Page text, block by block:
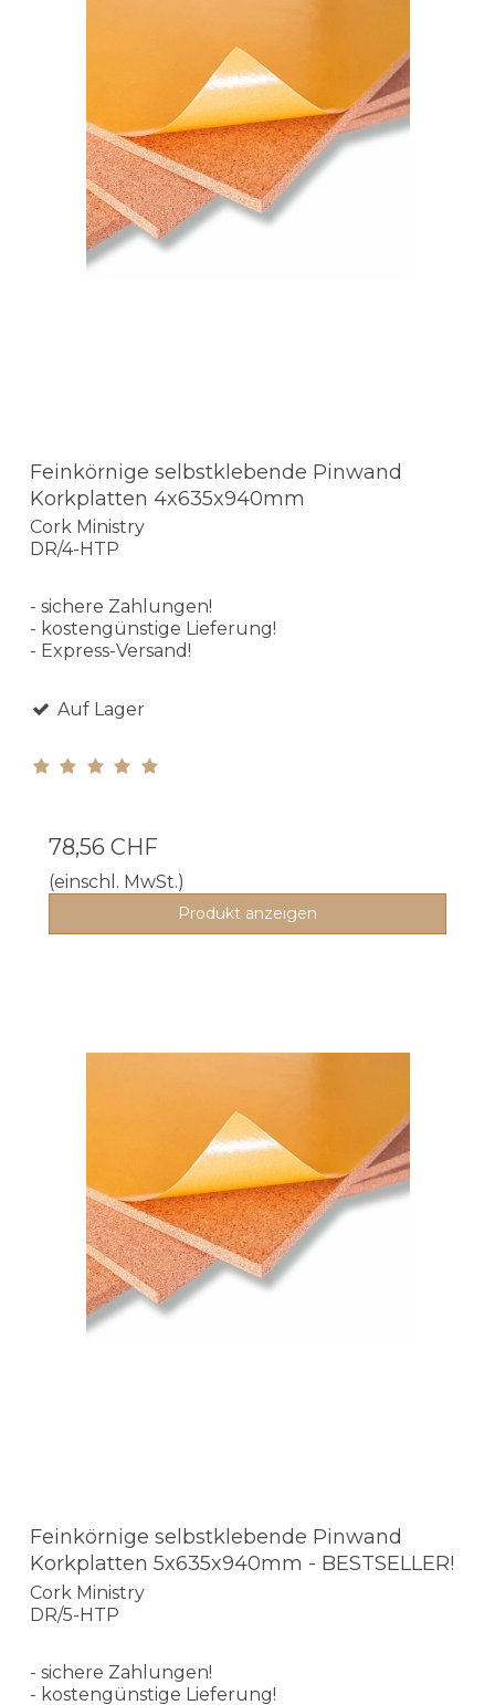
Feinkörnige selbstklebende Pinwand
Korkplatten 4x635x940mm
Cork Ministry
DR/4-HTP
- sichere Zahlungen!
- kostengünstige Lieferung!
- Express-Versand!
Auf Lager
78,56 CHF
(einschl. MwSt.)
Produkt anzeigen
Feinkörnige selbstklebende Pinwand
Korkplatten 5x635x940mm - BESTSELLER!
Cork Ministry
DR/5-HTP
- sichere Zahlungen!
- kostengünstige Lieferung!